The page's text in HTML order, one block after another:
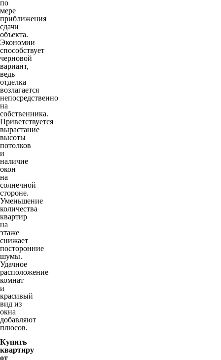
по
мере
приближения
сдачи
объекта.
Экономии
способствует
черновой
вариант,
ведь
отделка
возлагается
непосредственно
на
собственника.
Приветствуется
вырастание
высоты
потолков
и
наличие
окон
на
солнечной
стороне.
Уменьшение
количества
квартир
на
этаже
снижает
посторонние
шумы.
Удачное
расположение
комнат
и
красивый
вид из
окна
добавляют
плюсов.
Купить
квартиру
от